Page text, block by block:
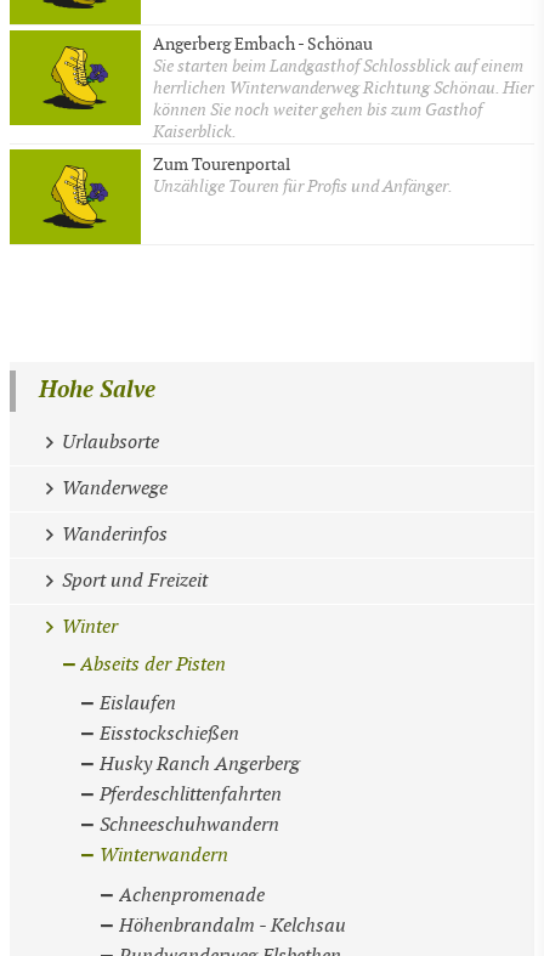
Angerberg Embach - Schönau
Sie starten beim Landgasthof Schlossblick auf einem
herrlichen Winterwanderweg Richtung Schönau. Hier
können Sie noch weiter gehen bis zum Gasthof
Kaiserblick.
Zum Tourenportal
Unzählige Touren für Profis und Anfänger.
Hohe Salve
Urlaubsorte
Wanderwege
Wanderinfos
Sport und Freizeit
Winter
Abseits der Pisten
Eislaufen
Eisstockschießen
Husky Ranch Angerberg
Pferdeschlittenfahrten
Schneeschuhwandern
Winterwandern
Achenpromenade
Höhenbrandalm - Kelchsau